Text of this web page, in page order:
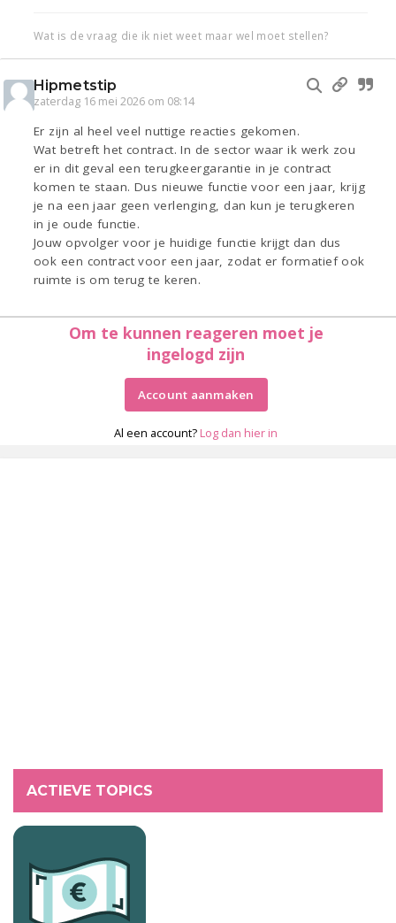
Wat is de vraag die ik niet weet maar wel moet stellen?
Hipmetstip
zaterdag 16 mei 2026 om 08:14
Er zijn al heel veel nuttige reacties gekomen.
Wat betreft het contract. In de sector waar ik werk zou
er in dit geval een terugkeergarantie in je contract
komen te staan. Dus nieuwe functie voor een jaar, krijg
je na een jaar geen verlenging, dan kun je terugkeren
in je oude functie.
Jouw opvolger voor je huidige functie krijgt dan dus
ook een contract voor een jaar, zodat er formatief ook
ruimte is om terug te keren.
Om te kunnen reageren moet je
ingelogd zijn
Account aanmaken
Al een account? Log dan hier in
ACTIEVE TOPICS